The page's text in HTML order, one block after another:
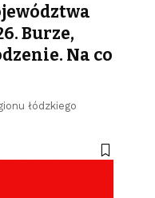
Burze,
Na co
łódzkiego